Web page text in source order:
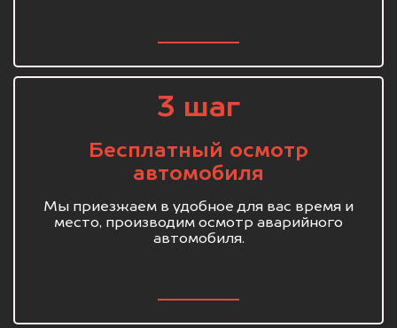
3 шаг
Бесплатный осмотр
автомобиля
Мы приезжаем в удобное для вас время и
место, производим осмотр аварийного
автомобиля.